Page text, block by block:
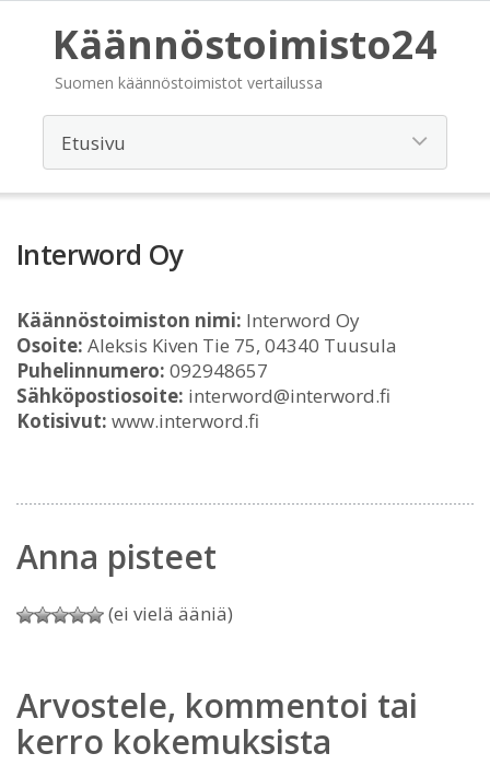
Käännöstoimisto24
Suomen käännöstoimistot vertailussa
Interword Oy
Käännöstoimiston nimi: Interword Oy
Osoite: Aleksis Kiven Tie 75, 04340 Tuusula
Puhelinnumero: 092948657
Sähköpostiosoite: interword@interword.fi
Kotisivut: www.interword.fi
Anna pisteet
(ei vielä ääniä)
Arvostele, kommentoi tai
kerro kokemuksista